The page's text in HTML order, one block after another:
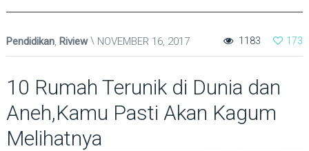
Pendidikan, Riview NOVEMBER 16, 2017 173
1183
10 Rumah Terunik di Dunia dan
Aneh,Kamu Pasti Akan Kagum
Melihatnya